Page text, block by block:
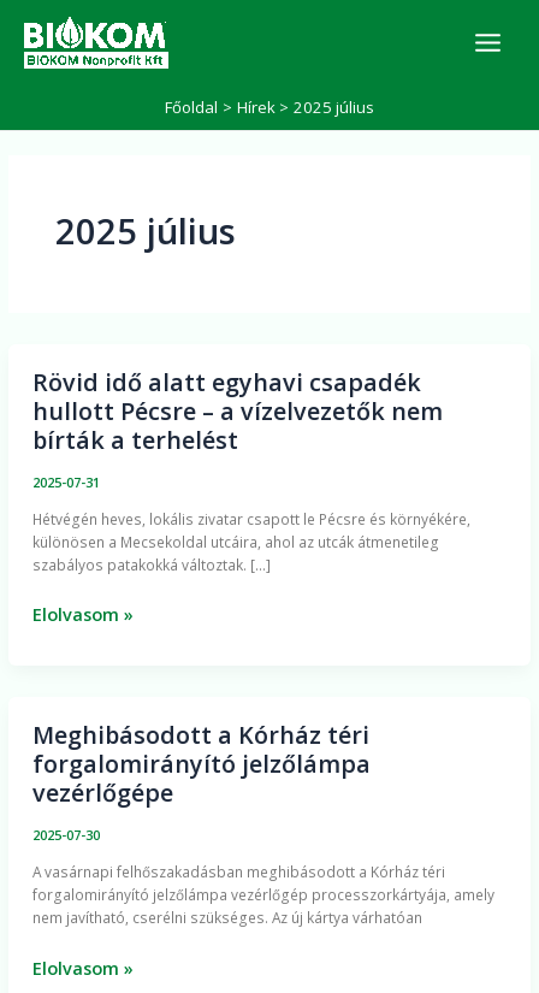
content
Főoldal Hírek 2025 július
2025 július
Rövid idő alatt egyhavi csapadék
hullott Pécsre – a vízelvezetők nem
bírták a terhelést
2025-07-31
Hétvégén heves, lokális zivatar csapott le Pécsre és környékére,
különösen a Mecsekoldal utcáira, ahol az utcák átmenetileg
szabályos patakokká változtak. […]
Rövid
idő
alatt
hullott
Pécsre
a
a
terhelést
Elolvasom »
Meghibásodott a Kórház téri
forgalomirányító jelzőlámpa
vezérlőgépe
2025-07-30
A vasárnapi felhőszakadásban meghibásodott a Kórház téri
forgalomirányító jelzőlámpa vezérlőgép processzorkártyája, amely
nem javítható, cserélni szükséges. Az új kártya várhatóan
Meghibásodott
a
Kórház
jelzőlámpa
vezérlőgépe
Elolvasom »
e
r
é